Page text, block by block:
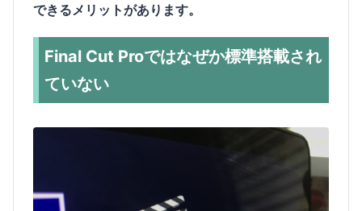
できるメリットがあります。
Final Cut Proではなぜか標準搭載され
ていない